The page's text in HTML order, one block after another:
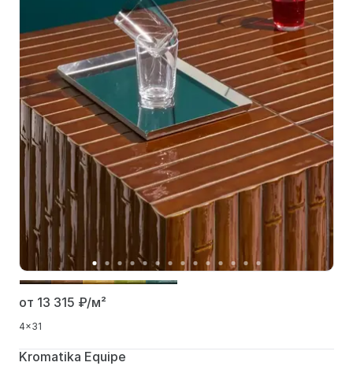
от 13 315 ₽/м²
4x31
Kromatika Equipe